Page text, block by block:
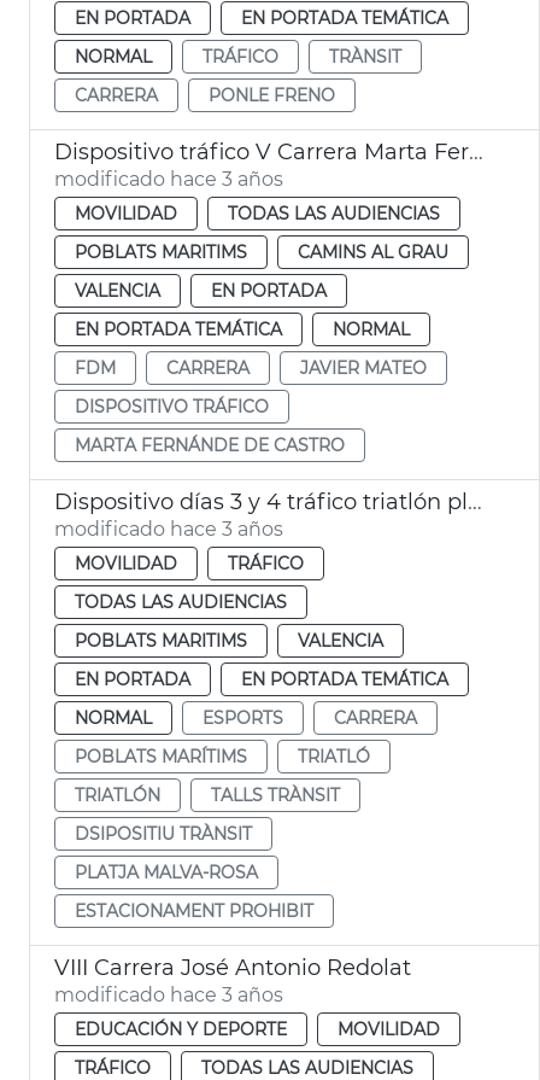
EN PORTADA
EN PORTADA TEMÁTICA
NORMAL
TRÁFICO
TRÀNSIT
CARRERA
PONLE FRENO
Dispositivo tráfico V Carrera Marta Fernández
modificado hace 3 años
MOVILIDAD
TODAS LAS AUDIENCIAS
POBLATS MARITIMS
CAMINS AL GRAU
VALENCIA
EN PORTADA
EN PORTADA TEMÁTICA
NORMAL
FDM
CARRERA
JAVIER MATEO
DISPOSITIVO TRÁFICO
MARTA FERNÁNDE DE CASTRO
Dispositivo días 3 y 4 tráfico triatlón playa Malva-rosa
modificado hace 3 años
MOVILIDAD
TRÁFICO
TODAS LAS AUDIENCIAS
POBLATS MARITIMS
VALENCIA
EN PORTADA
EN PORTADA TEMÁTICA
NORMAL
ESPORTS
CARRERA
POBLATS MARÍTIMS
TRIATLÓ
TRIATLÓN
TALLS TRÀNSIT
DSIPOSITIU TRÀNSIT
PLATJA MALVA-ROSA
ESTACIONAMENT PROHIBIT
VIII Carrera José Antonio Redolat
modificado hace 3 años
EDUCACIÓN Y DEPORTE
MOVILIDAD
TRÁFICO
TODAS LAS AUDIENCIAS